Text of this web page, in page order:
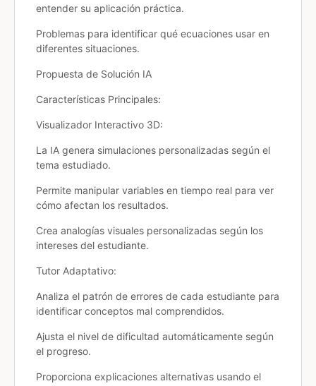
entender su aplicación práctica.
Problemas para identificar qué ecuaciones usar en
diferentes situaciones.
Propuesta de Solución IA
Características Principales:
Visualizador Interactivo 3D:
La IA genera simulaciones personalizadas según el
tema estudiado.
Permite manipular variables en tiempo real para ver
cómo afectan los resultados.
Crea analogías visuales personalizadas según los
intereses del estudiante.
Tutor Adaptativo:
Analiza el patrón de errores de cada estudiante para
identificar conceptos mal comprendidos.
Ajusta el nivel de dificultad automáticamente según
el progreso.
Proporciona explicaciones alternativas usando el